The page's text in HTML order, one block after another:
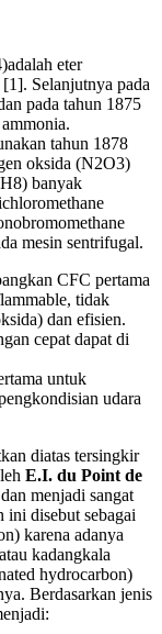
eter
Selanjutnya pada
pada tahun 1875
tahun 1878
oksida (N2O3)
banyak
mesin sentrifugal.
CFC pertama
tidak
dan efisien.
cepat dapat di
untuk
udara
diatas tersingkir
E.I. du Point de
menjadi sangat
ini disebut sebagai
karena adanya
kadangkala
hydrocarbon)
Berdasarkan jenis